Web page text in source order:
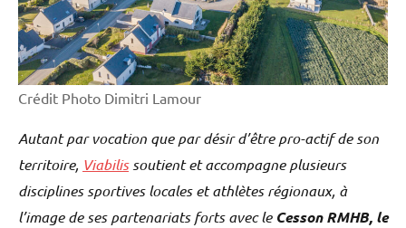
Crédit Photo Dimitri Lamour
Autant par vocation que par désir d’être pro-actif de son
territoire, Viabilissoutient et accompagne plusieurs
disciplines sportives locales et athlètes régionaux, à
l’image de ses partenariats forts avec le Cesson RMHB, le